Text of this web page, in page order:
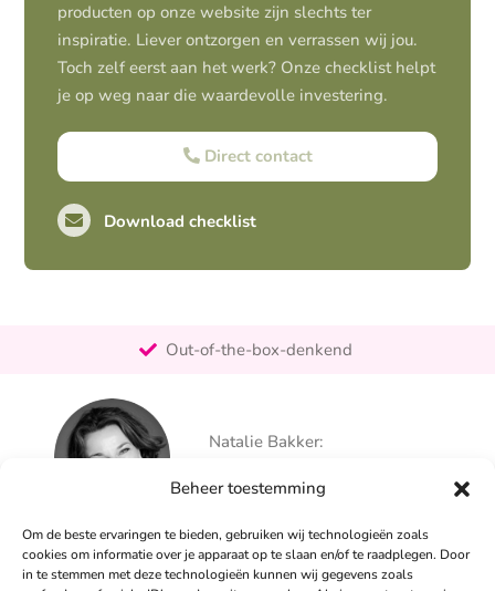
Beheer toestemming
Om de beste ervaringen te bieden, gebruiken wij technologieën zoals
cookies om informatie over je apparaat op te slaan en/of te raadplegen. Door
in te stemmen met deze technologieën kunnen wij gegevens zoals
producten op onze website zijn slechts ter
inspiratie. Liever ontzorgen en verrassen wij jou.
Toch zelf eerst aan het werk? Onze checklist helpt
je op weg naar die waardevolle investering.
Direct contact
Download checklist
Out-of-the-box-denkend
Persoonlijk
Natalie Bakker:
info@alertpromotie.nl
Sandra Peters: